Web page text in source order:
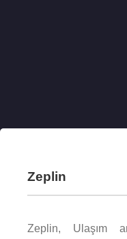
Zeplin
Zeplin, Ulaşım